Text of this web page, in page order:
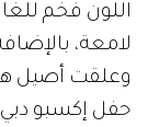
اللون فخم
لامعة،
وعلقت أصيل
حفل إكسبو